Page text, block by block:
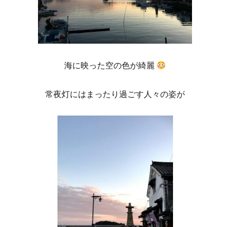
海に映った空の色が綺麗
常夜灯にはまったり過ごす人々の姿が